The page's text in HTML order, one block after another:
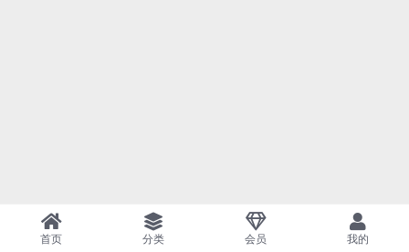
首页 分类 会员 我的